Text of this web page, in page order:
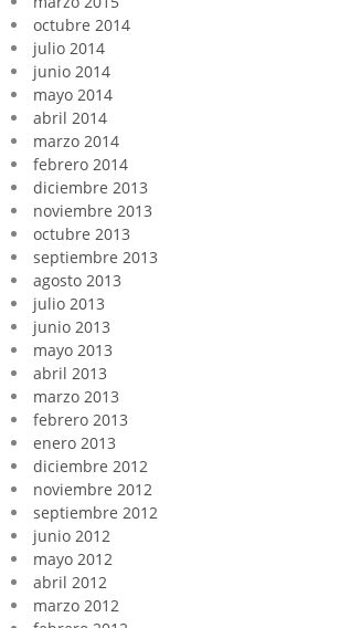
octubre 2014
julio 2014
junio 2014
mayo 2014
abril 2014
marzo 2014
febrero 2014
diciembre 2013
noviembre 2013
octubre 2013
septiembre 2013
agosto 2013
julio 2013
junio 2013
mayo 2013
abril 2013
marzo 2013
febrero 2013
enero 2013
diciembre 2012
noviembre 2012
septiembre 2012
junio 2012
mayo 2012
abril 2012
marzo 2012